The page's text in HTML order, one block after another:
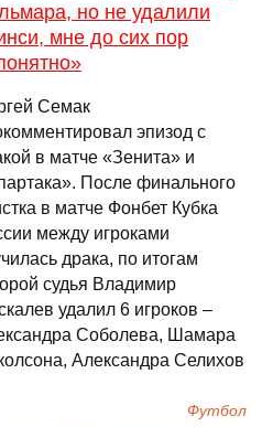
но не удалили
мне до сих пор
Семак
эпизод с
в матче «Зенита» и
После финального
в матче Фонбет Кубка
между игроками
драка, по итогам
судья Владимир
удалил 6 игроков –
Соболева, Шамара
Александра Селихов
Футбол